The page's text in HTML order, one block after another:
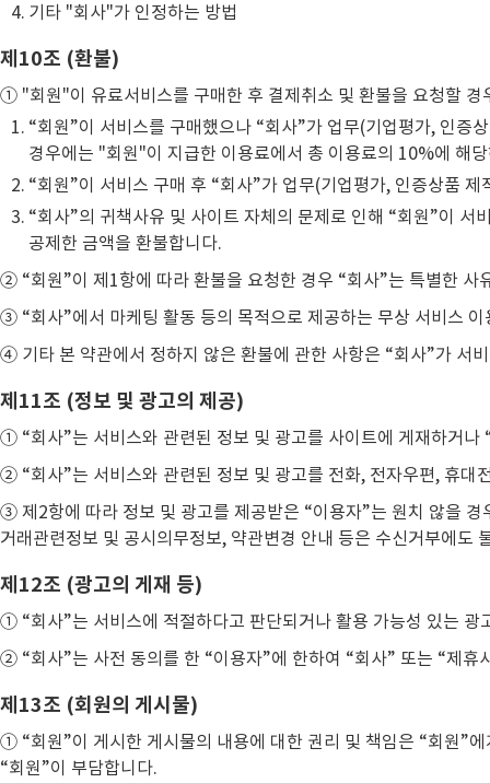
기타 "회사"가 인정하는 방법
제10조 (환불)
① "회원"이 유료서비스를 구매한 후 결제취소 및 환불을 요청할 경
“회원”이 서비스를 구매했으나 “회사”가 업무(기업평가, 인증
경우에는 "회원"이 지급한 이용료에서 총 이용료의 10%에 해
“회원”이 서비스 구매 후 “회사”가 업무(기업평가, 인증상품
“회사”의 귀책사유 및 사이트 자체의 문제로 인해 “회원”이
공제한 금액을 환불합니다.
② “회원”이 제1항에 따라 환불을 요청한 경우 “회사”는 특별한
③ “회사”에서 마케팅 활동 등의 목적으로 제공하는 무상 서비스
④ 기타 본 약관에서 정하지 않은 환불에 관한 사항은 “회사”가 서
제11조 (정보 및 광고의 제공)
① “회사”는 서비스와 관련된 정보 및 광고를 사이트에 게재하거
② “회사”는 서비스와 관련된 정보 및 광고를 전화, 전자우편, 휴대
③ 제2항에 따라 정보 및 광고를 제공받은 “이용자”는 원치 않을
거래관련정보 및 공시의무정보, 약관변경 안내 등은 수신거부에도
제12조 (광고의 게재 등)
① “회사”는 서비스에 적절하다고 판단되거나 활용 가능성 있는 광
② “회사”는 사전 동의를 한 “이용자”에 한하여 “회사” 또는 “제
제13조 (회원의 게시물)
① “회원”이 게시한 게시물의 내용에 대한 권리 및 책임은 “회원”
“회원”이 부담합니다.